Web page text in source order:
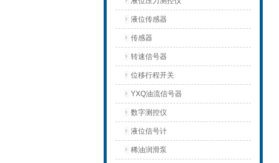
液位传感器
传感器
转速信号器
位移行程开关
YXQ油流信号器
数字测控仪
液位信号计
稀油润滑泵